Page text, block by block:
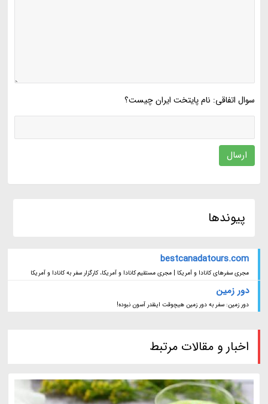
سوال اتفاقی: نام پایتخت ایران چیست؟
ارسال
پیوندها
bestcanadatours.com
مجری سفرهای کانادا و آمریکا | مجری مستقیم کانادا و آمریکا، کارگزار سفر به کانادا و آمریکا
دور زمین
دور زمین: سفر به دور زمین هیچوقت اینقدر آسون نبوده!
اخبار و مقالات مرتبط